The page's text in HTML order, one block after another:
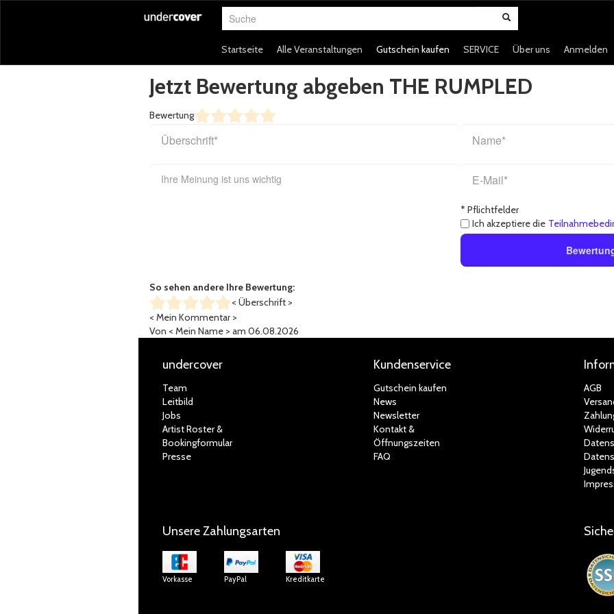
Suche
Startseite Alle Veranstaltungen Gutschein kaufen SERVICE Über uns Anmelden
Jetzt Bewertung abgeben THE RUMPLED
Bewertung
* Pflichtfelder
Ich akzeptiere die
So sehen andere Ihre Bewertung:
< Überschrift >
< Mein Kommentar >
Von < Mein Name > am 06.08.2026
undercover
Team
Leitbild
Jobs
Artist Roster &
Bookingformular
Presse
Kundenservice
Gutschein kaufen
News
Newsletter
Kontakt &
Öffnungszeiten
FAQ
AGB
Unsere Zahlungsarten
Vorkasse PayPal Kreditkarte